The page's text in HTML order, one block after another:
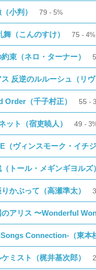
小判） 79 5%
（こんのすけ） 75 4%
束（ネロ・ターナー）
反逆のルルーシュ（リ
Order（千子村正） 55
ット（宿吏暁人） 49
（ヴィンスモーク・イチジ
トール・メギンギヨルズ）
かぶって（高瀬準太）
アリス 〜Wonderful
Connection-（東本
ミスト（梶井基次郎）